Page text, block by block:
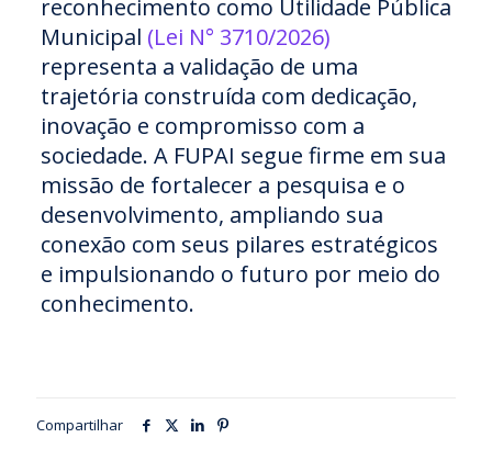
reconhecimento como Utilidade Pública
Municipal (Lei N° 3710/2026)
representa a validação de uma
trajetória construída com dedicação,
inovação e compromisso com a
sociedade. A FUPAI segue firme em sua
missão de fortalecer a pesquisa e o
desenvolvimento, ampliando sua
conexão com seus pilares estratégicos
e impulsionando o futuro por meio do
conhecimento.
Compartilhar